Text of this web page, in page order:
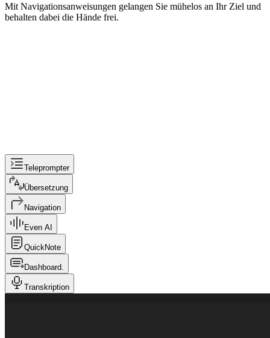
Mit Navigationsanweisungen gelangen Sie mühelos an Ihr Ziel und
behalten dabei die Hände frei.
Teleprompter
Übersetzung
Navigation
Even AI
QuickNote
Dashboard.
Transkription